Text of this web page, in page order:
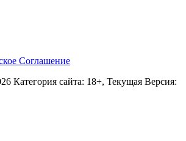
Соглашение
Категория сайта: 18+, Текущая Версия: